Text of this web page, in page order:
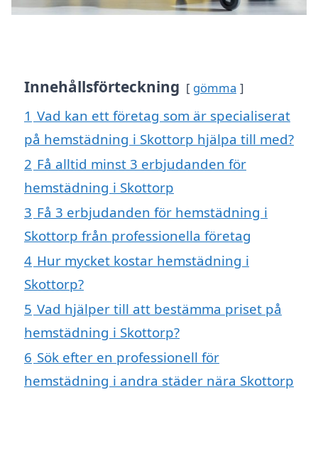
Innehållsförteckning gömma
1 Vad kan ett företag som är specialiserat
på hemstädning i Skottorp hjälpa till med?
2 Få alltid minst 3 erbjudanden för
hemstädning i Skottorp
3 Få 3 erbjudanden för hemstädning i
Skottorp från professionella företag
4 Hur mycket kostar hemstädning i
Skottorp?
5 Vad hjälper till att bestämma priset på
hemstädning i Skottorp?
6 Sök efter en professionell för
hemstädning i andra städer nära Skottorp